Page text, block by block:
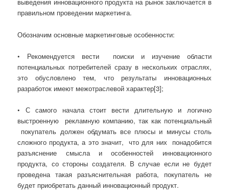
выведения инновационного продукта на рынок заключается в
правильном проведении маркетинга.
Обозначим основные маркетинговые особенности:
• Рекомендуется вести поиски и изучение области
потенциальных потребителей сразу в нескольких отраслях,
это обусловлено тем, что результаты инновационных
разработок имеют межотраслевой характер[3];
• С самого начала стоит вести длительную и логично
выстроенную рекламную компанию, так как потенциальный
покупатель должен обдумать все плюсы и минусы столь
сложного продукта, а это значит, что для них понадобится
разъяснение смысла и особенностей инновационного
продукта, со стороны создателя. В случае если не будет
проведена такая разъяснительная работа, покупатель не
будет приобретать данный инновационный продукт.